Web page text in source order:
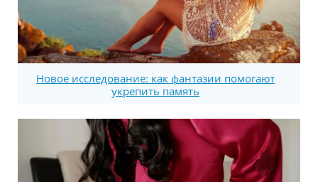
Новое исследование: как фантазии помогают
укрепить память